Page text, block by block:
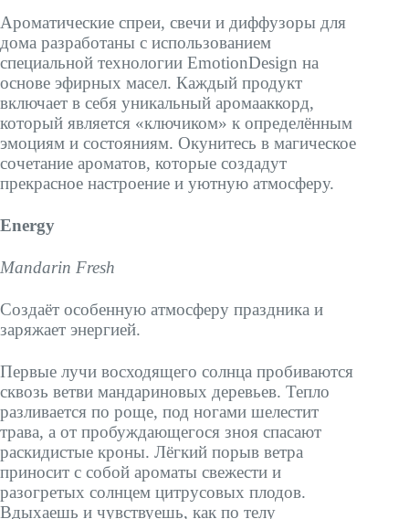
Ароматические спреи, свечи и диффузоры для
дома разработаны с использованием
специальной технологии EmotionDesign на
основе эфирных масел. Каждый продукт
включает в себя уникальный аромааккорд,
который является «ключиком» к определённым
эмоциям и состояниям. Окунитесь в магическое
сочетание ароматов, которые создадут
прекрасное настроение и уютную атмосферу.
Energy
Mandarin Fresh
Создаёт особенную атмосферу праздника и
заряжает энергией.
Первые лучи восходящего солнца пробиваются
сквозь ветви мандариновых деревьев. Тепло
разливается по роще, под ногами шелестит
трава, а от пробуждающегося зноя спасают
раскидистые кроны. Лёгкий порыв ветра
приносит с собой ароматы свежести и
разогретых солнцем цитрусовых плодов.
Вдыхаешь и чувствуешь, как по телу